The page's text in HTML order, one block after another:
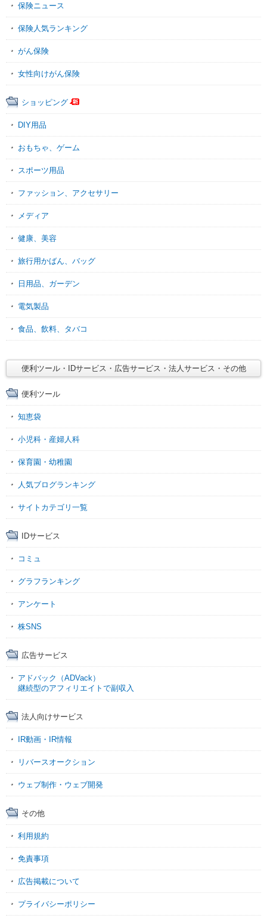
保険ニュース
保険人気ランキング
がん保険
女性向けがん保険
ショッピング
DIY用品
おもちゃ、ゲーム
スポーツ用品
ファッション、アクセサリー
メディア
健康、美容
旅行用かばん、バッグ
日用品、ガーデン
電気製品
食品、飲料、タバコ
便利ツール・IDサービス・広告サービス・法人サービス・その他
便利ツール
知恵袋
小児科・産婦人科
保育園・幼稚園
人気ブログランキング
サイトカテゴリ一覧
IDサービス
コミュ
グラフランキング
アンケート
株SNS
広告サービス
アドバック（ADVack）
継続型のアフィリエイトで副収入
法人向けサービス
IR動画・IR情報
リバースオークション
ウェブ制作・ウェブ開発
その他
利用規約
免責事項
広告掲載について
プライバシーポリシー